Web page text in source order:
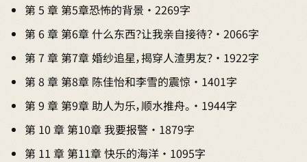
第 5 章 第5章恐怖的背景 · 2269字
第 6 章 第6章 什么东西？让我亲自接待？ · 2066字
第 7 章 第7章 婚纱追星，揭穿人渣男友？ · 1922字
第 8 章 第8章 陈佳怡和李雪的震惊 · 1401字
第 9 章 第9章 助人为乐，顺水推舟。 · 1944字
第 10 章 第10章 我要报警 · 1879字
第 11 章 第11章 快乐的海洋 · 1095字